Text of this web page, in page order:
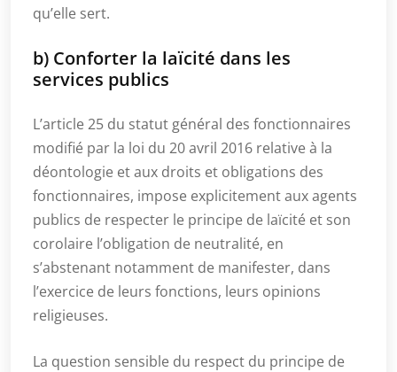
qu’elle sert.
b) Conforter la laïcité dans les
services publics
L’article 25 du statut général des fonctionnaires
modifié par la loi du 20 avril 2016 relative à la
déontologie et aux droits et obligations des
fonctionnaires, impose explicitement aux agents
publics de respecter le principe de laïcité et son
corolaire l’obligation de neutralité, en
s’abstenant notamment de manifester, dans
l’exercice de leurs fonctions, leurs opinions
religieuses.
La question sensible du respect du principe de